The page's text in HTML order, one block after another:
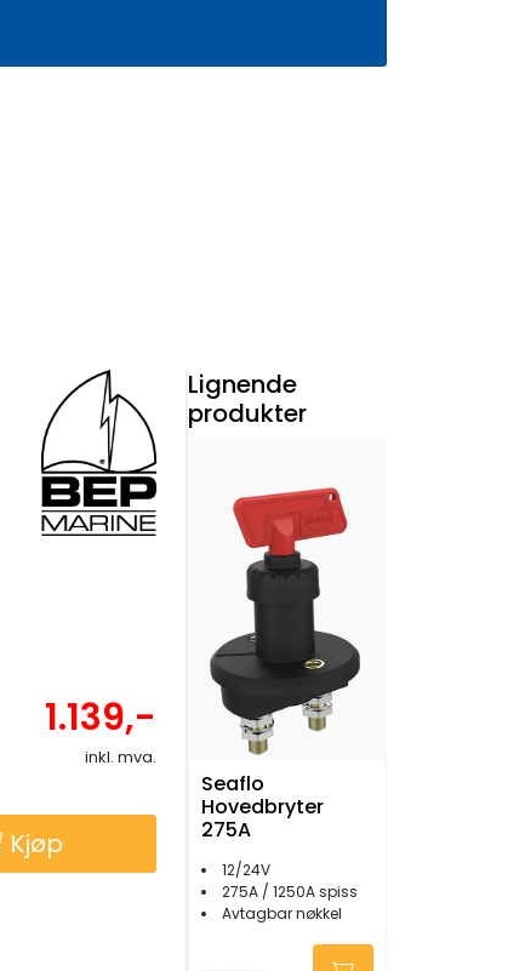
1.139,-
inkl. mva.
Kjøp
Lignende
produkter
Seaflo
Hovedbryter
275A
12/24V
275A / 1250A spiss
Avtagbar nøkkel